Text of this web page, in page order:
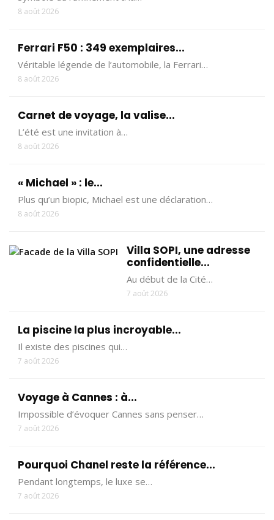
8 août 2026
Ferrari F50 : 349 exemplaires...
Véritable légende de l’automobile, la Ferrari…
8 août 2026
Carnet de voyage, la valise...
L’été est une invitation à…
8 août 2026
« Michael » : le...
Plus qu’un biopic, Michael est une déclaration…
8 août 2026
Villa SOPI, une adresse
confidentielle...
Au début de la Cité…
7 août 2026
La piscine la plus incroyable...
Il existe des piscines qui…
7 août 2026
Voyage à Cannes : à...
Impossible d’évoquer Cannes sans penser…
7 août 2026
Pourquoi Chanel reste la référence...
Pendant longtemps, le luxe se…
7 août 2026